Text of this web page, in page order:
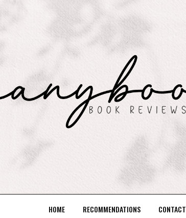
HOME RECOMMENDATIONS CONTACT